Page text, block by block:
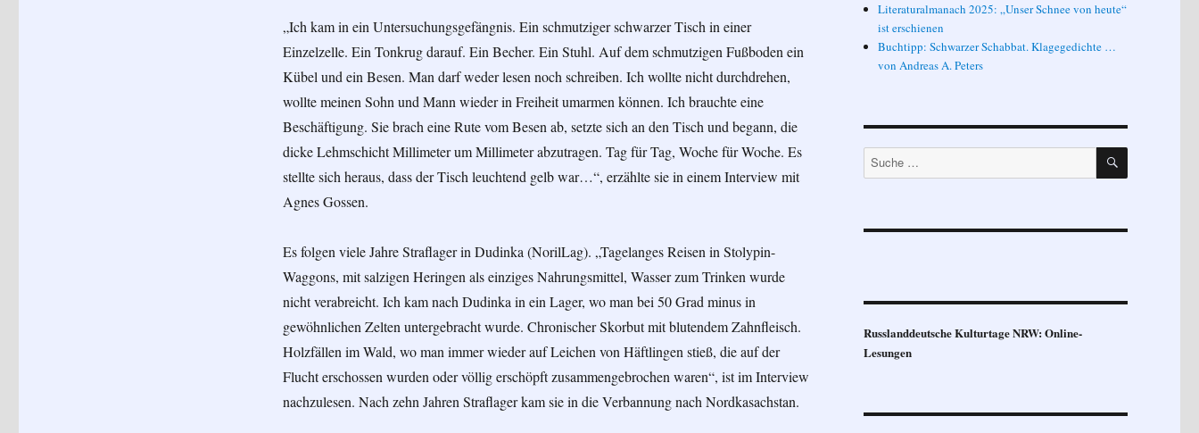
„Ich kam in ein Untersuchungsgefängnis. Ein schmutziger schwarzer Tisch in einer
Einzelzelle. Ein Tonkrug darauf. Ein Becher. Ein Stuhl. Auf dem schmutzigen Fußboden ein
Kübel und ein Besen. Man darf weder lesen noch schreiben. Ich wollte nicht durchdrehen,
wollte meinen Sohn und Mann wieder in Freiheit umarmen können. Ich brauchte eine
Beschäftigung. Sie brach eine Rute vom Besen ab, setzte sich an den Tisch und begann, die
dicke Lehmschicht Millimeter um Millimeter abzutragen. Tag für Tag, Woche für Woche. Es
stellte sich heraus, dass der Tisch leuchtend gelb war…“, erzählte sie in einem Interview mit
Agnes Gossen.
Es folgen viele Jahre Straflager in Dudinka (NorilLag). „Tagelanges Reisen in Stolypin-
Waggons, mit salzigen Heringen als einziges Nahrungsmittel, Wasser zum Trinken wurde
nicht verabreicht. Ich kam nach Dudinka in ein Lager, wo man bei 50 Grad minus in
gewöhnlichen Zelten untergebracht wurde. Chronischer Skorbut mit blutendem Zahnfleisch.
Holzfällen im Wald, wo man immer wieder auf Leichen von Häftlingen stieß, die auf der
Flucht erschossen wurden oder völlig erschöpft zusammengebrochen waren“, ist im Interview
nachzulesen. Nach zehn Jahren Straflager kam sie in die Verbannung nach Nordkasachstan.
Literaturalmanach 2025: „Unser Schnee von heute“
ist erschienen
Buchtipp: Schwarzer Schabbat. Klagegedichte …
von Andreas A. Peters
Suche
nach:
SUCHEN
Russlanddeutsche Kulturtage NRW: Online-
Lesungen